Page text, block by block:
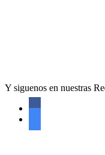
Y siguenos en nuestras